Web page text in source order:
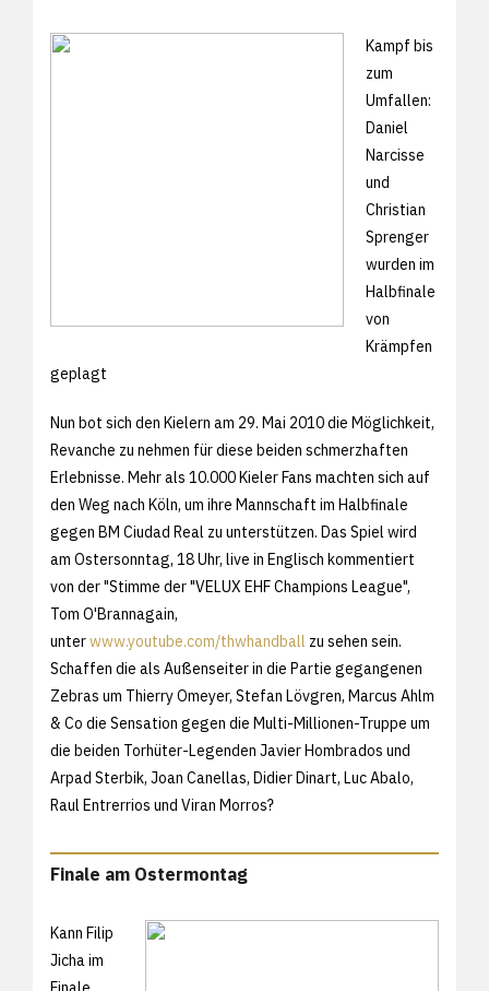
Kampf bis
zum
Umfallen:
Daniel
Narcisse
und
Christian
Sprenger
wurden im
Halbfinale
von
Krämpfen
geplagt
Nun bot sich den Kielern am 29. Mai 2010 die Möglichkeit,
Revanche zu nehmen für diese beiden schmerzhaften
Erlebnisse. Mehr als 10.000 Kieler Fans machten sich auf
den Weg nach Köln, um ihre Mannschaft im Halbfinale
gegen BM Ciudad Real zu unterstützen. Das Spiel wird
am Ostersonntag, 18 Uhr, live in Englisch kommentiert
von der "Stimme der "VELUX EHF Champions League",
Tom O'Brannagain,
unterwww.youtube.com/thwhandball zu sehen sein.
Schaffen die als Außenseiter in die Partie gegangenen
Zebras um Thierry Omeyer, Stefan Lövgren, Marcus Ahlm
& Co die Sensation gegen die Multi-Millionen-Truppe um
die beiden Torhüter-Legenden Javier Hombrados und
Arpad Sterbik, Joan Canellas, Didier Dinart, Luc Abalo,
Raul Entrerrios und Viran Morros?
Finale am Ostermontag
Kann Filip
Jicha im